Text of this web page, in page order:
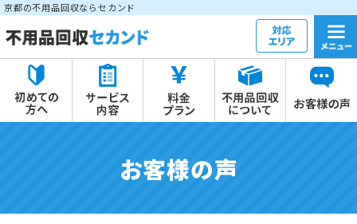
京都の不用品回収ならセカンド
お客様の声